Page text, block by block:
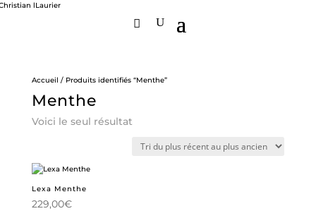
Accueil / Produits identifiés “Menthe”
Menthe
Voici le seul résultat
Lexa Menthe
229,00€